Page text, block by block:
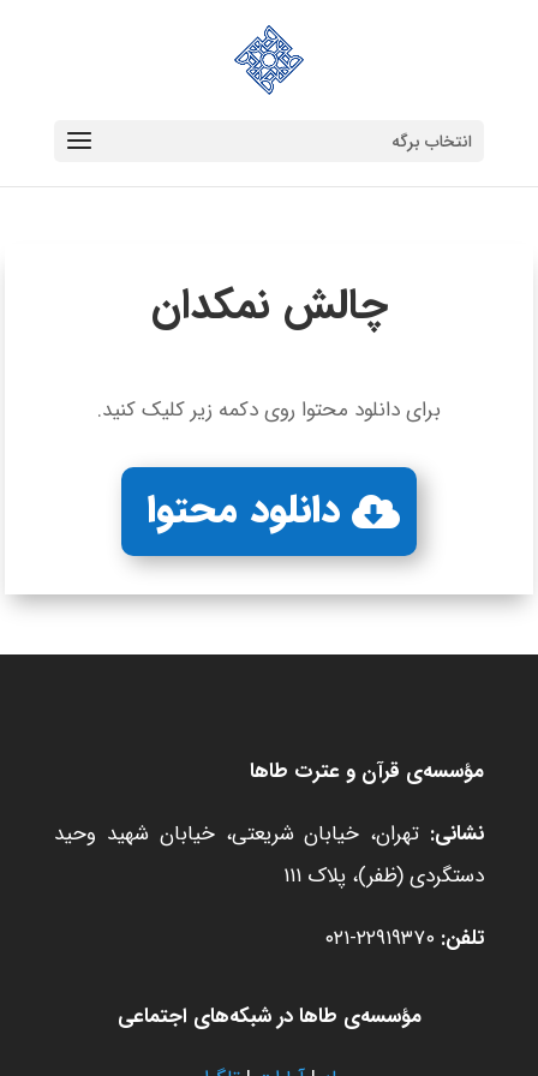
انتخاب برگه
چالش نمکدان
برای دانلود محتوا روی دکمه زیر کلیک کنید.
دانلود محتوا
مؤسسه‌ی قرآن و عترت طاها
نشانی: تهران، خیابان شریعتی، خیابان شهید وحید
دستگردی (ظفر)، پلاک ۱۱۱
تلفن:
مؤسسه‌ی طاها در شبکه‌های اجتماعی